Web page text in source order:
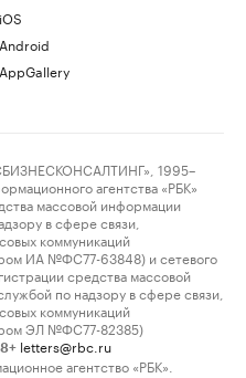
iOS
Android
AppGallery
1995–
агентства «РБК»
массовой информации
в сфере связи,
коммуникаций
ИА №ФС77-63848) и сетевого
средства массовой
по надзору в сфере связи,
коммуникаций
ЭЛ №ФС77-82385)
letters@rbc.ru
агентство «РБК».